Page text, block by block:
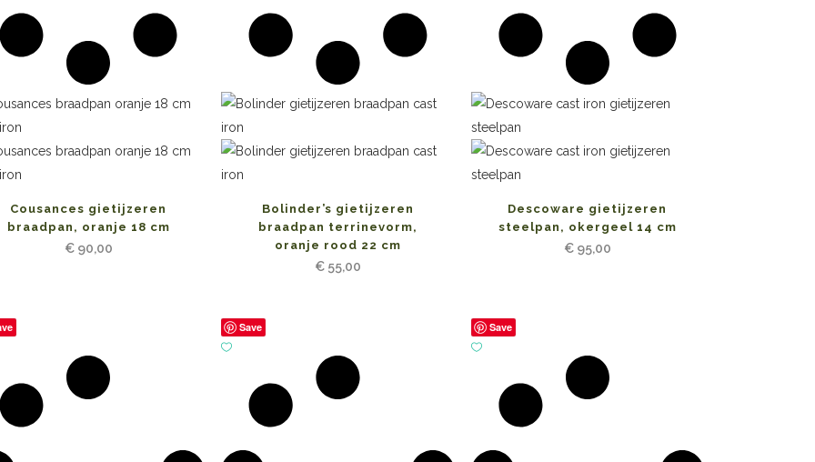
Cousances gietijzeren
braadpan, oranje 18 cm
€90,00
Bolinder’s gietijzeren
braadpan terrinevorm,
oranje rood 22 cm
€55,00
Descoware gietijzeren
steelpan, okergeel 14 cm
€95,00
Save Save